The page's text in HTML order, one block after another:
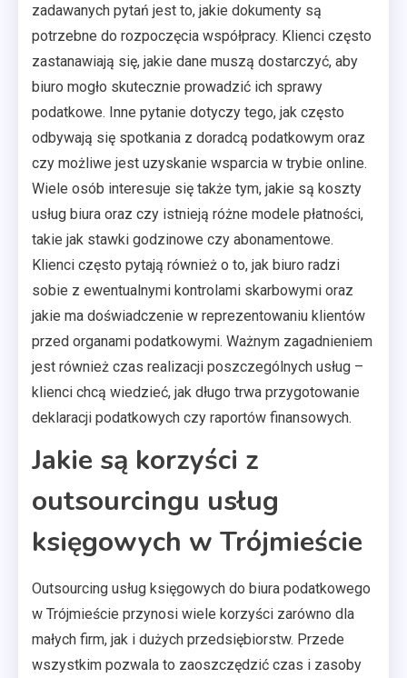
zadawanych pytań jest to, jakie dokumenty są
potrzebne do rozpoczęcia współpracy. Klienci często
zastanawiają się, jakie dane muszą dostarczyć, aby
biuro mogło skutecznie prowadzić ich sprawy
podatkowe. Inne pytanie dotyczy tego, jak często
odbywają się spotkania z doradcą podatkowym oraz
czy możliwe jest uzyskanie wsparcia w trybie online.
Wiele osób interesuje się także tym, jakie są koszty
usług biura oraz czy istnieją różne modele płatności,
takie jak stawki godzinowe czy abonamentowe.
Klienci często pytają również o to, jak biuro radzi
sobie z ewentualnymi kontrolami skarbowymi oraz
jakie ma doświadczenie w reprezentowaniu klientów
przed organami podatkowymi. Ważnym zagadnieniem
jest również czas realizacji poszczególnych usług –
klienci chcą wiedzieć, jak długo trwa przygotowanie
deklaracji podatkowych czy raportów finansowych.
Jakie są korzyści z
outsourcingu usług
księgowych w Trójmieście
Outsourcing usług księgowych do biura podatkowego
w Trójmieście przynosi wiele korzyści zarówno dla
małych firm, jak i dużych przedsiębiorstw. Przede
wszystkim pozwala to zaoszczędzić czas i zasoby